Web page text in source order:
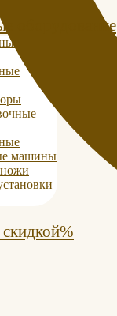
оборудование
машины